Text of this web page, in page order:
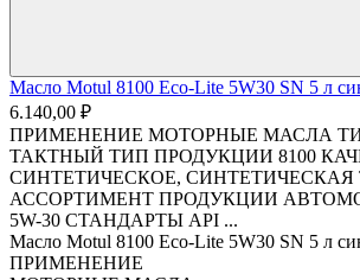
Масло Motul 8100 Eco-Lite 5W30 SN 5 л
6.140,00 ₽
ПРИМЕНЕНИЕ МОТОРНЫЕ МАСЛА
ТАКТНЫЙ ТИП ПРОДУКЦИИ 8100
СИНТЕТИЧЕСКОЕ,
АССОРТИМЕНТ ПРОДУКЦИИ
5W-30 СТАНДАРТЫ API ...
Масло Motul 8100 Eco-Lite 5W30 SN 5 л
ПРИМЕНЕНИЕ